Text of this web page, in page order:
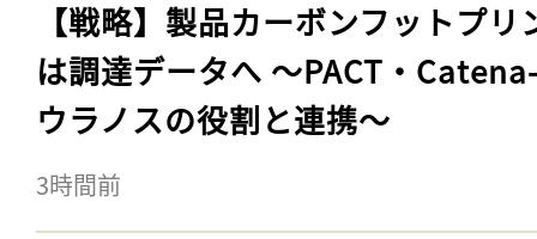
【戦略】製品カーボンフットプリ
は調達データへ 〜PACT・
ウラノスの役割と連携〜
3時間前